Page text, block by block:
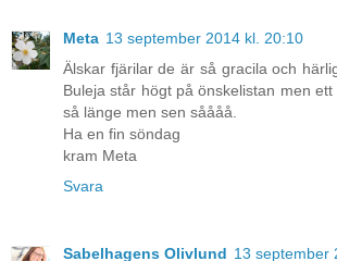
Meta 13 september 2014 kl. 20:10
Älskar fjärilar de är så gracila och
Buleja står högt på önskelistan men
så länge men sen såååå.
Ha en fin söndag
kram Meta
Svara
Sabelhagens Olivlund 13 september